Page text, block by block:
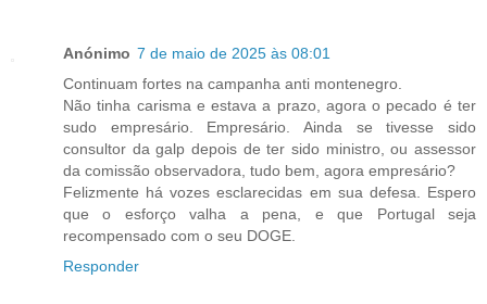
Anónimo 7 de maio de 2025 às 08:01
Continuam fortes na campanha anti montenegro.
Não tinha carisma e estava a prazo, agora o pecado é ter
sudo empresário. Empresário. Ainda se tivesse sido
consultor da galp depois de ter sido ministro, ou assessor
da comissão observadora, tudo bem, agora empresário?
Felizmente há vozes esclarecidas em sua defesa. Espero
que o esforço valha a pena, e que Portugal seja
recompensado com o seu DOGE.
Responder